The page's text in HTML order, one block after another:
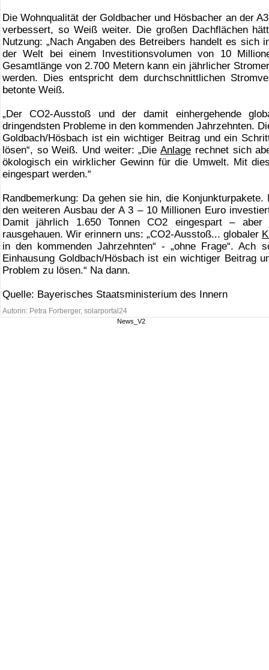
Die Wohnqualität der Goldbacher und Hösbacher an der
verbessert, so Weiß weiter. Die großen Dachflächen
Nutzung: „Nach Angaben des Betreibers handelt es sich
der Welt bei einem Investitionsvolumen von 10
Gesamtlänge von 2.700 Metern kann ein jährlicher
werden. Dies entspricht dem durchschnittlichen
betonte Weiß.
„Der CO2-Ausstoß und der damit einhergehende
dringendsten Probleme in den kommenden Jahrzehnten.
Goldbach/Hösbach ist ein wichtiger Beitrag und ein
lösen“, so Weiß. Und weiter: „DieAnlage rechnet sich
ökologisch ein wirklicher Gewinn für die Umwelt. Mit
eingespart werden.“
Randbemerkung: Da gehen sie hin, die
den weiteren Ausbau der A 3 – 10 Millionen Euro
Damit jährlich 1.650 Tonnen CO2 eingespart –
rausgehauen. Wir erinnern uns: „CO2-Ausstoß... globaler
in den kommenden Jahrzehnten“ - „ohne Frage“. Ach
Einhausung Goldbach/Hösbach ist ein wichtiger Beitrag
Problem zu lösen.“ Na dann.
Quelle: Bayerisches Staatsministerium des Innern
Autorin: Petra Forberger, solarportal24
News_V2